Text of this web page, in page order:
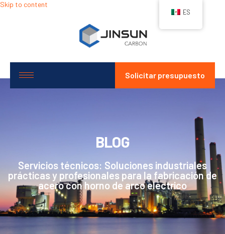
Skip to content
Solicitar presupuesto
BLOG
Servicios técnicos: Soluciones industriales
prácticas y profesionales para la fabricación de
acero con horno de arco eléctrico
ES